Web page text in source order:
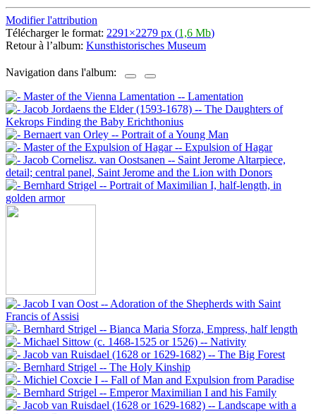
Modifier l'attribution
Télécharger le format: 2291×2279 px (1,6 Mb)
Retour à l’album: Kunsthistorisches Museum
Navigation dans l'album: